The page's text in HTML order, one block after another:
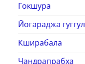
Гокшура
Йогараджа гуггул
Кширабала
Чандрапрабха